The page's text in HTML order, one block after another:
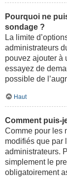
Pourquoi ne
sondage ?
La limite
administrateurs
pouvez ajouter à
essayez de
possible de
Haut
Comment puis-
Comme pour les
modifiés que par
administrateurs.
simplement le
obligatoirement